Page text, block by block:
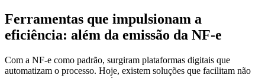
Ferramentas que impulsionam a
eficiência: além da emissão da NF-e
Com a NF-e como padrão, surgiram plataformas digitais que
automatizam o processo. Hoje, existem soluções que facilitam não